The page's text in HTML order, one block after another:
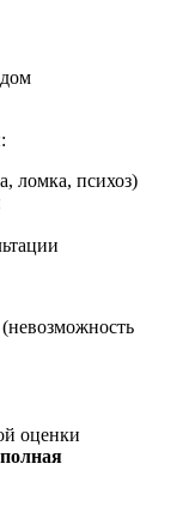
ломка, психоз)
(невозможность
оценки
полная